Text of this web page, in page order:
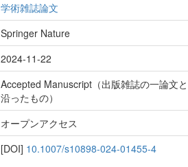
学術雑誌論文
Springer Nature
2024-11-22
Accepted Manuscript（出版雑誌の一論文
沿ったもの）
オープンアクセス
[DOI] 10.1007/s10898-024-01455-4